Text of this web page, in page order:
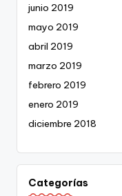
junio 2019
mayo 2019
abril 2019
marzo 2019
febrero 2019
enero 2019
diciembre 2018
Categorías